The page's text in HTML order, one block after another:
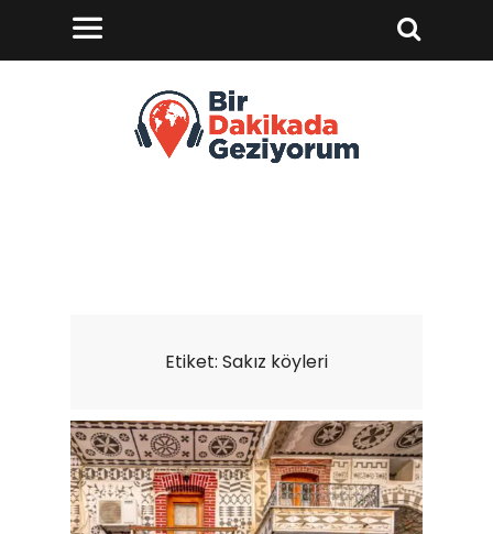
Etiket: Sakız köyleri